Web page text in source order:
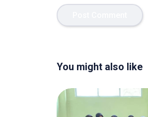
You might also like